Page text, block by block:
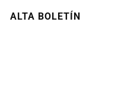
ALTA BOLETÍN